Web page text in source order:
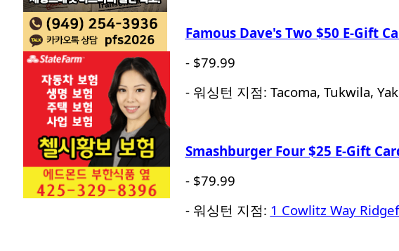
Famous Dave's Two $50 E-Gift
- $79.99
- 워싱턴 지점: Tacoma, Tukwila,
Smashburger Four $25 E-Gift
- $79.99
- 워싱턴 지점: 1 Cowlitz Way